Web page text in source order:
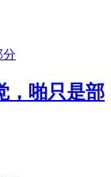
，啪只是部